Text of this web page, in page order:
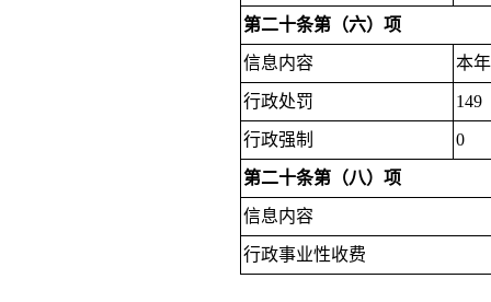
第二十条第（六）项
信息内容 本
行政处罚 149
行政强制 0
第二十条第（八）项
信息内容
行政事业性收费